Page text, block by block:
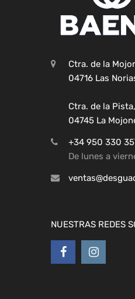
Ctra. de la
04716 Las
Ctra. de la
04745 La
+34 950 330
De lunes a
NUESTRAS REDES